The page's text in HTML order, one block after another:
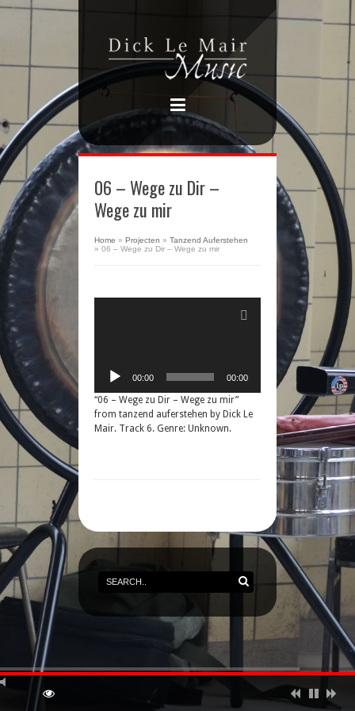
06 – Wege zu Dir –
Wege zu mir
Home » Projecten » Tanzend Auferstehen
» 06 – Wege zu Dir – Wege zu mir
00:00 00:00
“06 – Wege zu Dir – Wege zu mir”
from tanzend auferstehen by Dick Le
Mair. Track 6. Genre: Unknown.